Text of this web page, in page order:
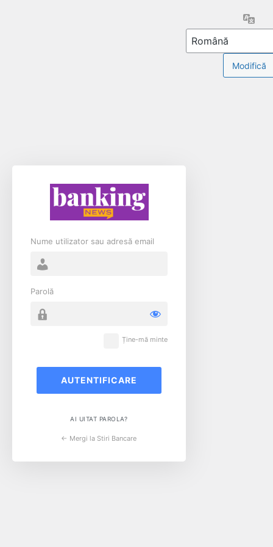
Nume utilizator sau adresă email
Parolă
Ține-mă minte
AI UITAT PAROLA?
← Mergi la Stiri Bancare